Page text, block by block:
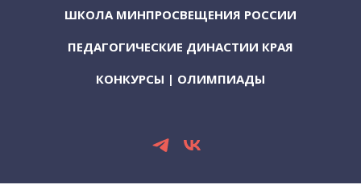
ШКОЛА МИНПРОСВЕЩЕНИЯ РОССИИ
ПЕДАГОГИЧЕСКИЕ ДИНАСТИИ КРАЯ
КОНКУРСЫ | ОЛИМПИАДЫ